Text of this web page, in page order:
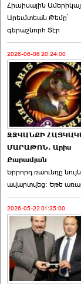
Երբ
առաջնորդության
2026-02-16 15:01:00
Հիւսիսային
Արեւմտեան Թեմը՝
գերաշնորհ Տէր
2026-06-06 20:24:00
ԶԶՎԱՆՔԻ
ՄԱՐԱԹՈՆ. Արիս
Քարամյան
Երրորդ ռաունդը
ավարտվեց։ Եթե
2026-05-22 01:35:00